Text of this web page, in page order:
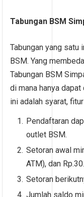
Tabungan BSM
Tabungan yang satu
BSM. Yang
Tabungan BSM
di mana hanya
ini adalah syarat,
Pendaftaran
outlet BSM.
Setoran awal
ATM), dan
Setoran
Jumlah saldo